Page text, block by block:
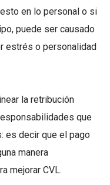
en lo personal o si
puede ser causado
estrés o personalidad
la retribución
que
es decir que el pago
manera
mejorar CVL.